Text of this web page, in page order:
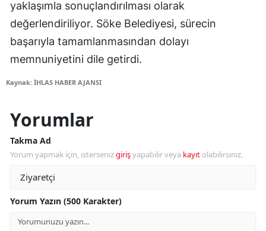
yaklaşımla sonuçlandırılması olarak
değerlendiriliyor. Söke Belediyesi, sürecin
başarıyla tamamlanmasından dolayı
memnuniyetini dile getirdi.
Kaynak: İHLAS HABER AJANSI
Yorumlar
Takma Ad
Yorum yapmak için, istersenizgirişyapabilir veya kayıt olabilirsiniz.
Yorum Yazın (500 Karakter)